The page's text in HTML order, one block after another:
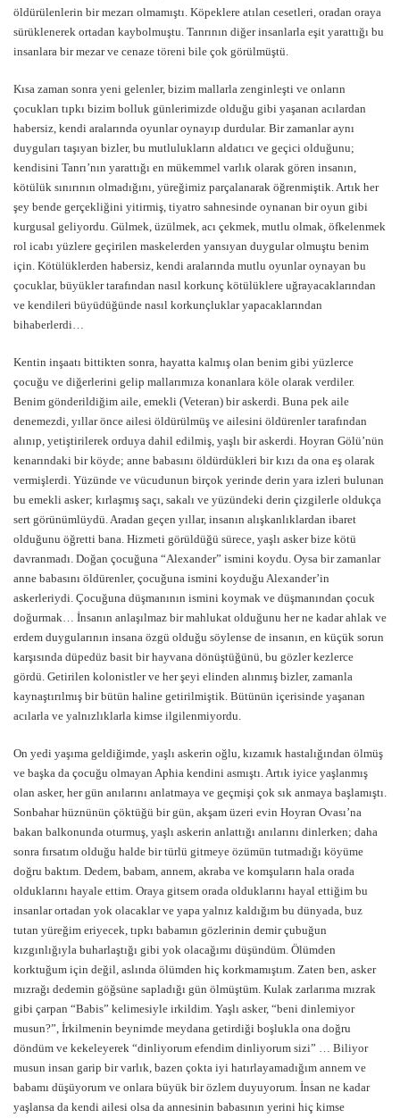
öldürülenlerin bir mezarı olmamıştı. Köpeklere atılan cesetleri, oradan oraya
sürüklenerek ortadan kaybolmuştu. Tanrının diğer insanlarla eşit yarattığı bu
insanlara bir mezar ve cenaze töreni bile çok görülmüştü.
Kısa zaman sonra yeni gelenler, bizim mallarla zenginleşti ve onların
çocukları tıpkı bizim bolluk günlerimizde olduğu gibi yaşanan acılardan
habersiz, kendi aralarında oyunlar oynayıp durdular. Bir zamanlar aynı
duyguları taşıyan bizler, bu mutlulukların aldatıcı ve geçici olduğunu;
kendisini Tanrı’nın yarattığı en mükemmel varlık olarak gören insanın,
kötülük sınırının olmadığını, yüreğimiz parçalanarak öğrenmiştik. Artık her
şey bende gerçekliğini yitirmiş, tiyatro sahnesinde oynanan bir oyun gibi
kurgusal geliyordu. Gülmek, üzülmek, acı çekmek, mutlu olmak, öfkelenmek
rol icabı yüzlere geçirilen maskelerden yansıyan duygular olmuştu benim
için. Kötülüklerden habersiz, kendi aralarında mutlu oyunlar oynayan bu
çocuklar, büyükler tarafından nasıl korkunç kötülüklere uğrayacaklarından
ve kendileri büyüdüğünde nasıl korkunçluklar yapacaklarından
bihaberlerdi…
Kentin inşaatı bittikten sonra, hayatta kalmış olan benim gibi yüzlerce
çocuğu ve diğerlerini gelip mallarımıza konanlara köle olarak verdiler.
Benim gönderildiğim aile, emekli (Veteran) bir askerdi. Buna pek aile
denemezdi, yıllar önce ailesi öldürülmüş ve ailesini öldürenler tarafından
alınıp, yetiştirilerek orduya dahil edilmiş, yaşlı bir askerdi. Hoyran Gölü’nün
kenarındaki bir köyde; anne babasını öldürdükleri bir kızı da ona eş olarak
vermişlerdi. Yüzünde ve vücudunun birçok yerinde derin yara izleri bulunan
bu emekli asker; kırlaşmış saçı, sakalı ve yüzündeki derin çizgilerle oldukça
sert görünümlüydü. Aradan geçen yıllar, insanın alışkanlıklardan ibaret
olduğunu öğretti bana. Hizmeti görüldüğü sürece, yaşlı asker bize kötü
davranmadı. Doğan çocuğuna “Alexander” ismini koydu. Oysa bir zamanlar
anne babasını öldürenler, çocuğuna ismini koyduğu Alexander’in
askerleriydi. Çocuğuna düşmanının ismini koymak ve düşmanından çocuk
doğurmak… İnsanın anlaşılmaz bir mahlukat olduğunu her ne kadar ahlak ve
erdem duygularının insana özgü olduğu söylense de insanın, en küçük sorun
karşısında düpedüz basit bir hayvana dönüştüğünü, bu gözler kezlerce
gördü. Getirilen kolonistler ve her şeyi elinden alınmış bizler, zamanla
kaynaştırılmış bir bütün haline getirilmiştik. Bütünün içerisinde yaşanan
acılarla ve yalnızlıklarla kimse ilgilenmiyordu.
On yedi yaşıma geldiğimde, yaşlı askerin oğlu, kızamık hastalığından ölmüş
ve başka da çocuğu olmayan Aphia kendini asmıştı. Artık iyice yaşlanmış
olan asker, her gün anılarını anlatmaya ve geçmişi çok sık anmaya başlamıştı.
Sonbahar hüznünün çöktüğü bir gün, akşam üzeri evin Hoyran Ovası’na
bakan balkonunda oturmuş, yaşlı askerin anlattığı anılarını dinlerken; daha
sonra fırsatım olduğu halde bir türlü gitmeye özümün tutmadığı köyüme
doğru baktım. Dedem, babam, annem, akraba ve komşuların hala orada
olduklarını hayale ettim. Oraya gitsem orada olduklarını hayal ettiğim bu
insanlar ortadan yok olacaklar ve yapa yalnız kaldığım bu dünyada, buz
tutan yüreğim eriyecek, tıpkı babamın gözlerinin demir çubuğun
kızgınlığıyla buharlaştığı gibi yok olacağımı düşündüm. Ölümden
korktuğum için değil, aslında ölümden hiç korkmamıştım. Zaten ben, asker
mızrağı dedemin göğsüne sapladığı gün ölmüştüm. Kulak zarlarıma mızrak
gibi çarpan “Babis” kelimesiyle irkildim. Yaşlı asker, “beni dinlemiyor
musun?”, İrkilmenin beynimde meydana getirdiği boşlukla ona doğru
döndüm ve kekeleyerek “dinliyorum efendim dinliyorum sizi” … Biliyor
musun insan garip bir varlık, bazen çokta iyi hatırlayamadığım annem ve
babamı düşüyorum ve onlara büyük bir özlem duyuyorum. İnsan ne kadar
yaşlansa da kendi ailesi olsa da annesinin babasının yerini hiç kimse